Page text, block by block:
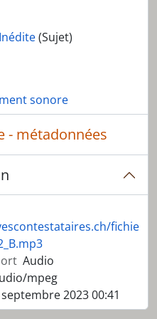
(Sujet)
sonore
- métadonnées
fichie
Audio
mpeg
2023 00:41